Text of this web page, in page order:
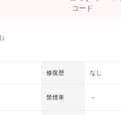
修復歴 なし
禁煙車 －